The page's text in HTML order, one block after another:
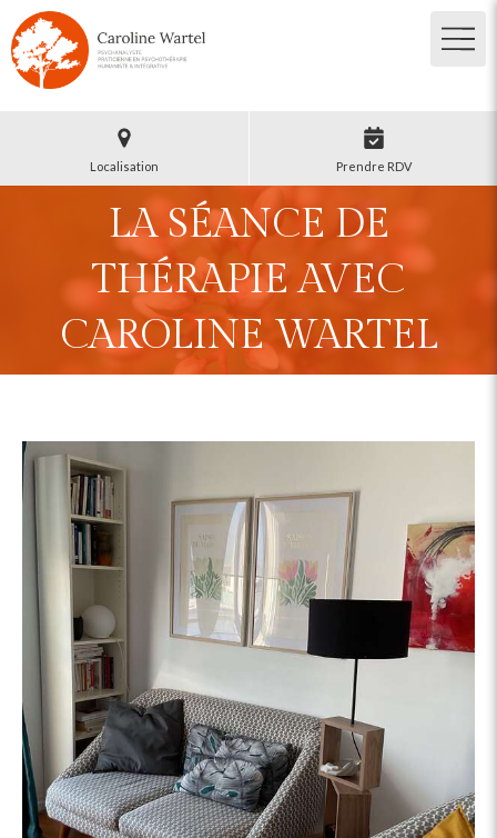
Localisation Prendre RDV
LA SÉANCE DE
THÉRAPIE AVEC
CAROLINE WARTEL